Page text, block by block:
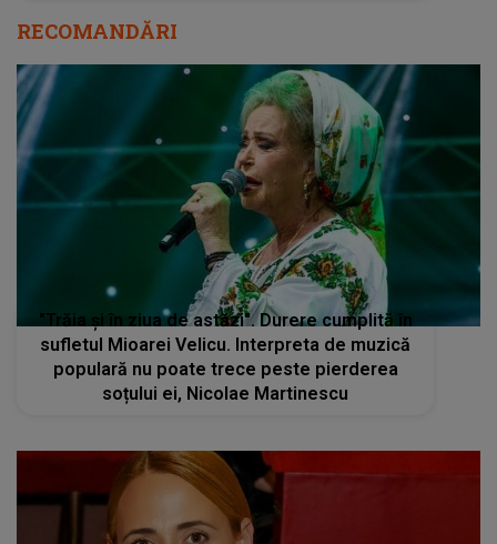
RECOMANDĂRI
"Trăia și în ziua de astăzi". Durere cumplită în
sufletul Mioarei Velicu. Interpreta de muzică
populară nu poate trece peste pierderea
soțului ei, Nicolae Martinescu